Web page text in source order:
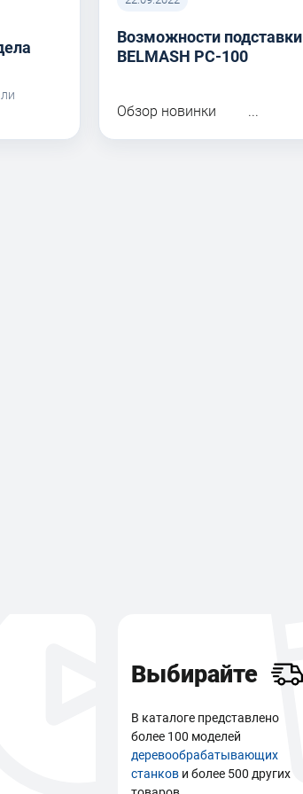
Возможности подставки
BELMASH PC-100
Обзор новинки ...
Выбирайте
В каталоге представлено
более 100 моделей
деревообрабатывающих
станкови более 500 других